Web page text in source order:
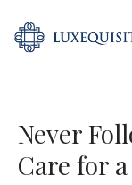
Never
Care for